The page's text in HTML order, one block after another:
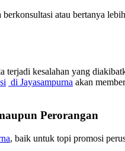
atau bertanya
kesalahan yang
di Jayasampurna akan
Perorangan
, baik untuk topi promosi